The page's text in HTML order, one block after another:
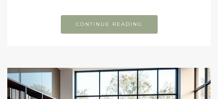
CONTINUE READING